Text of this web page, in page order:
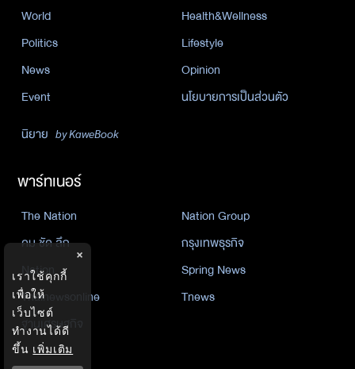
World
Health&Wellness
Politics
Lifestyle
News
Opinion
Event
นโยบายการเป็นส่วนตัว
นิยาย by KaweBook
พาร์ทเนอร์
The Nation
Nation Group
คม ชัด ลึก
กรุงเทพธุรกิจ
Nation
Spring News
Thainewsonline
Tnews
ฐานเศรษฐกิจ
×
เราใช้คุกกี้
เพื่อให้
เว็บไซต์
ทำงานได้ดี
ขึ้น เพิ่มเติม